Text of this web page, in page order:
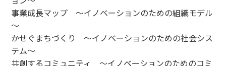
事業成長マップ ～イノベーションのための組織モデル
～
かせぐまちづくり ～イノベーションのための社会シス
テム～
共創するコミュニティ ～イノベーションのためのコミ